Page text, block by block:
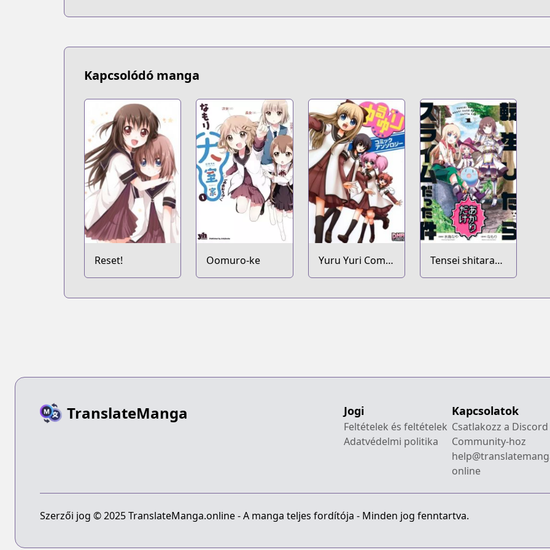
Kapcsolódó manga
Reset! Oomuro-ke
Yuru Yuri Comic
Anthology
Tensei shitara
Akari dake
TranslateManga Jogi
Feltételek és feltételek
Adatvédelmi politika
Kapcsolatok
Csatlakozz a Discord
Community-hoz
online
Szerzői jog © 2025 TranslateManga.online - A manga teljes fordítója - Minden jog fenntartva.